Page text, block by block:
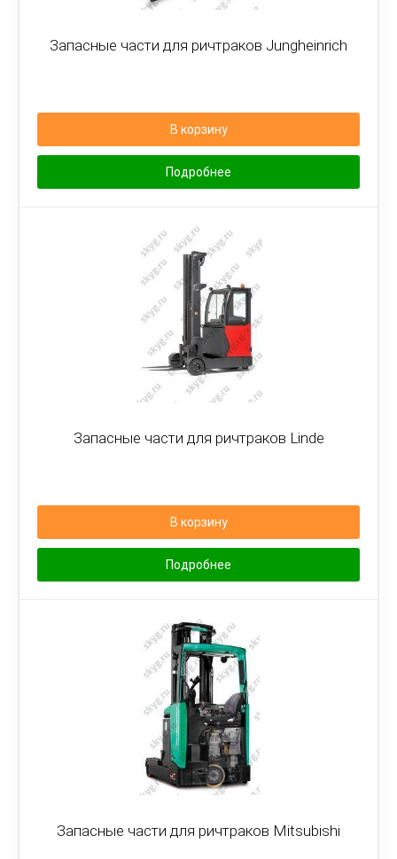
Запасные части для ричтраков Jungheinrich
В корзину
Подробнее
Запасные части для ричтраков Linde
В корзину
Подробнее
Запасные части для ричтраков Mitsubishi